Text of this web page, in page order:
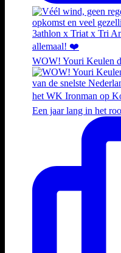
WOW! Youri Keulen
Een jaar lang in het